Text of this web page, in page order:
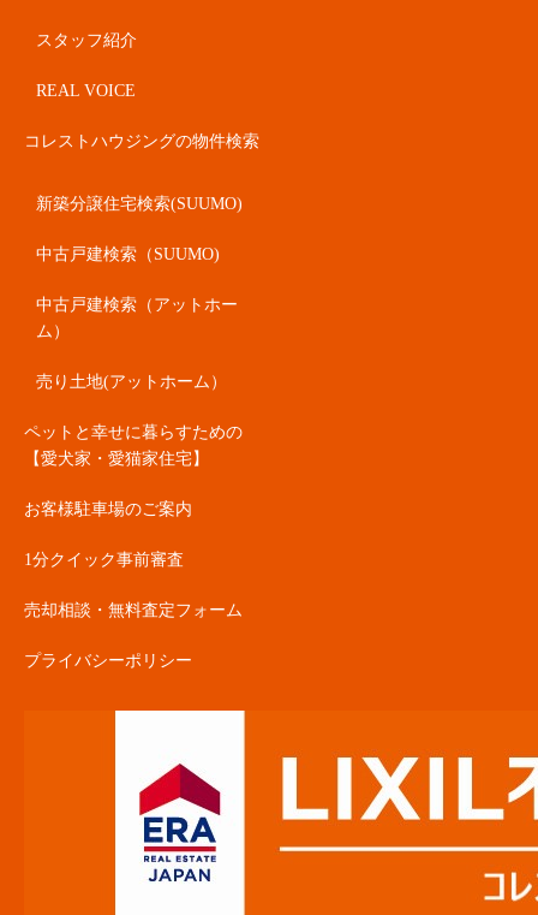
スタッフ紹介
REAL VOICE
コレストハウジングの物件検索
新築分譲住宅検索(SUUMO)
中古戸建検索（SUUMO)
中古戸建検索（アットホー
ム）
売り土地(アットホーム）
ペットと幸せに暮らすための
【愛犬家・愛猫家住宅】
お客様駐車場のご案内
1分クイック事前審査
売却相談・無料査定フォーム
プライバシーポリシー